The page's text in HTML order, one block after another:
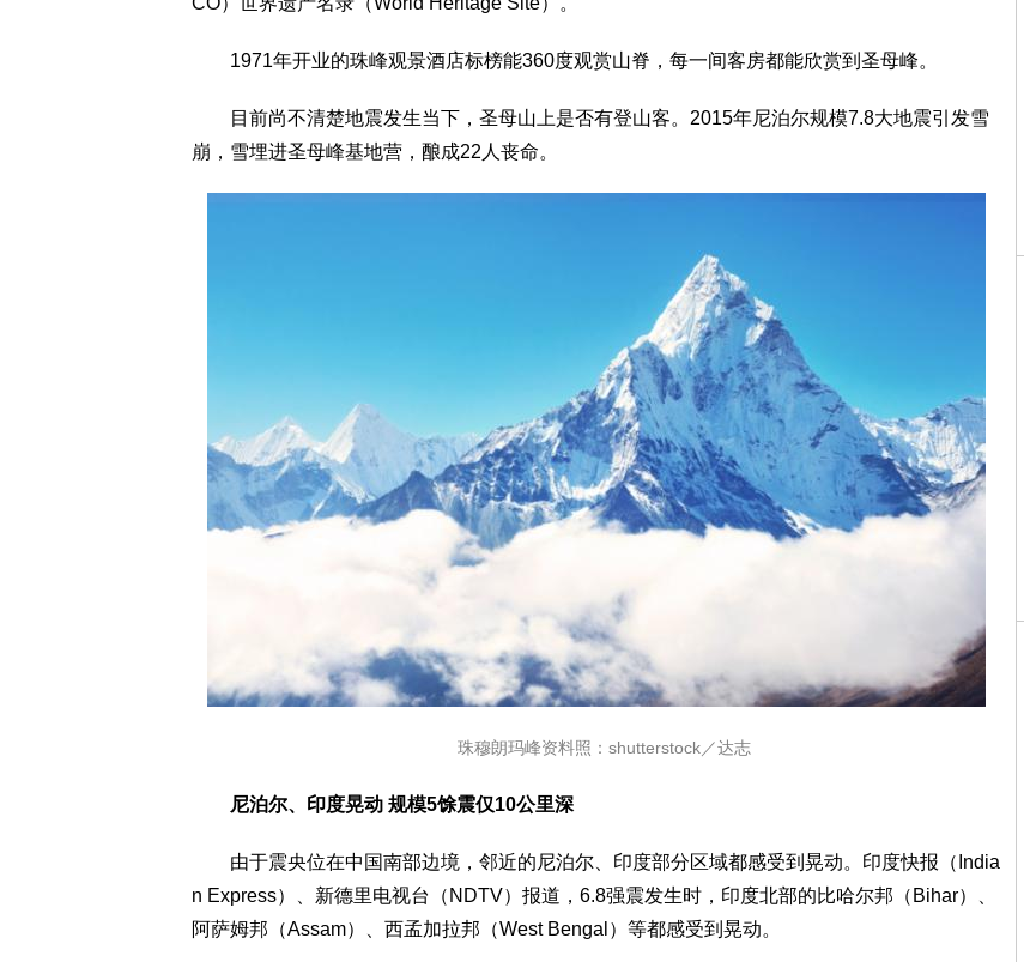
1971年开业的珠峰观景酒店标榜能360度观赏山脊，每一间客房都能欣赏到圣母峰。
目前尚不清楚地震发生当下，圣母山上是否有登山客。2015年尼泊尔规模7.8大地震引发雪
崩，雪埋进圣母峰基地营，酿成22人丧命。
珠穆朗玛峰资料照：shutterstock／达志
尼泊尔、印度晃动 规模5馀震仅10公里深
由于震央位在中国南部边境，邻近的尼泊尔、印度部分区域都感受到晃动。印度快报（India
n Express）、新德里电视台（NDTV）报道，6.8强震发生时，印度北部的比哈尔邦（Bihar）、
阿萨姆邦（Assam）、西孟加拉邦（West Bengal）等都感受到晃动。